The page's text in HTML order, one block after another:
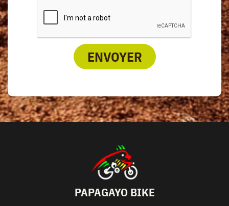
ENVOYER
PAPAGAYO BIKE